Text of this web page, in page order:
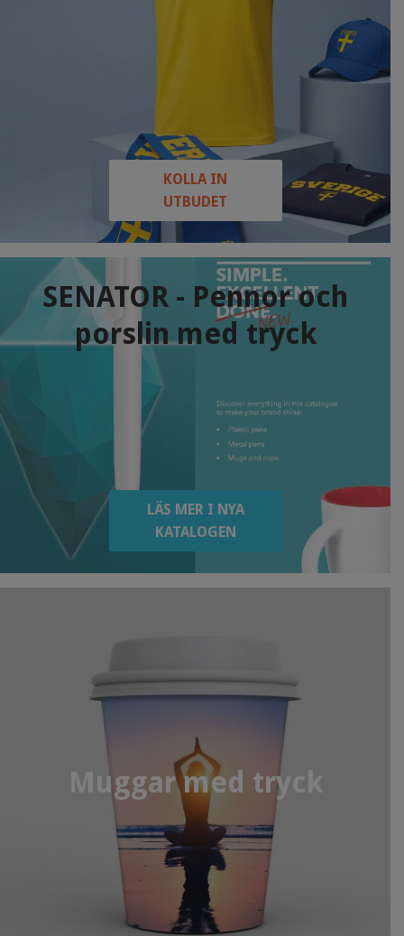
KOLLA IN
UTBUDET
SENATOR - Pennor och
porslin med tryck
LÄS MER I NYA
KATALOGEN
Muggar med tryck